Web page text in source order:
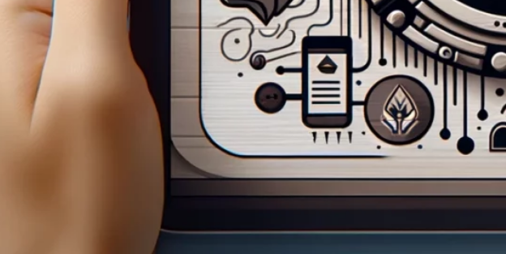
Hvernig á að setja upp FluentC
WordPress þýðingarviðbótina
Stutt leiðbeiningar um uppsetningu Það er það! لقد
قمت بتثبيت وتكوين إضافة FluentC لـ WordPress بنجاح.
Þetta verður nú sýnt á vefsíðunni þinni, sem gerir
gestum kleift að skipta um tungumál.